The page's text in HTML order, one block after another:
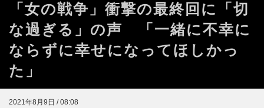
「女の戦争」衝撃の最終回に「切
な過ぎる」の声 「一緒に不幸に
ならずに幸せになってほしかっ
た」
2021年8月9日 / 08:08